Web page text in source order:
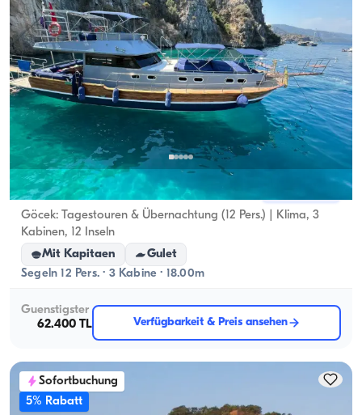
Göcek, Muğla
Göcek: Tagestouren & Übernachtung (12 Pers.) | Klima, 3
Kabinen, 12 Inseln
Mit Kapitaen
Gulet
Segeln 12 Pers. · 3 Kabine · 18.00m
Guenstigster
62.400 TL
Verfügbarkeit & Preis ansehen
Sofortbuchung
5% Rabatt